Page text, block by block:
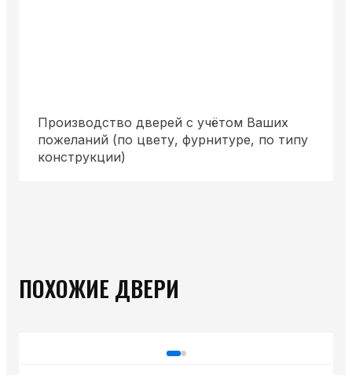
Производство дверей с учётом Ваших
пожеланий (по цвету, фурнитуре, по типу
конструкции)
ПОХОЖИЕ ДВЕРИ